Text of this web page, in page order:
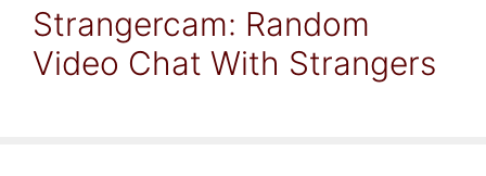
Strangercam: Random
Video Chat With Strangers